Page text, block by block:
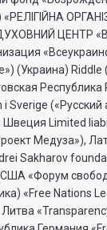
«РЕЛIГIЙНА
ЦЕНТР
(Украина) Riddle
Республика
Sverige («Русский
Limited
Медуза»),
Sakharov
«Форум
«Free Nations